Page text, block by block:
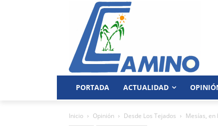
PORTADA ACTUALIDAD
Inicio Opinión Desde Los Tejados Mesías, en